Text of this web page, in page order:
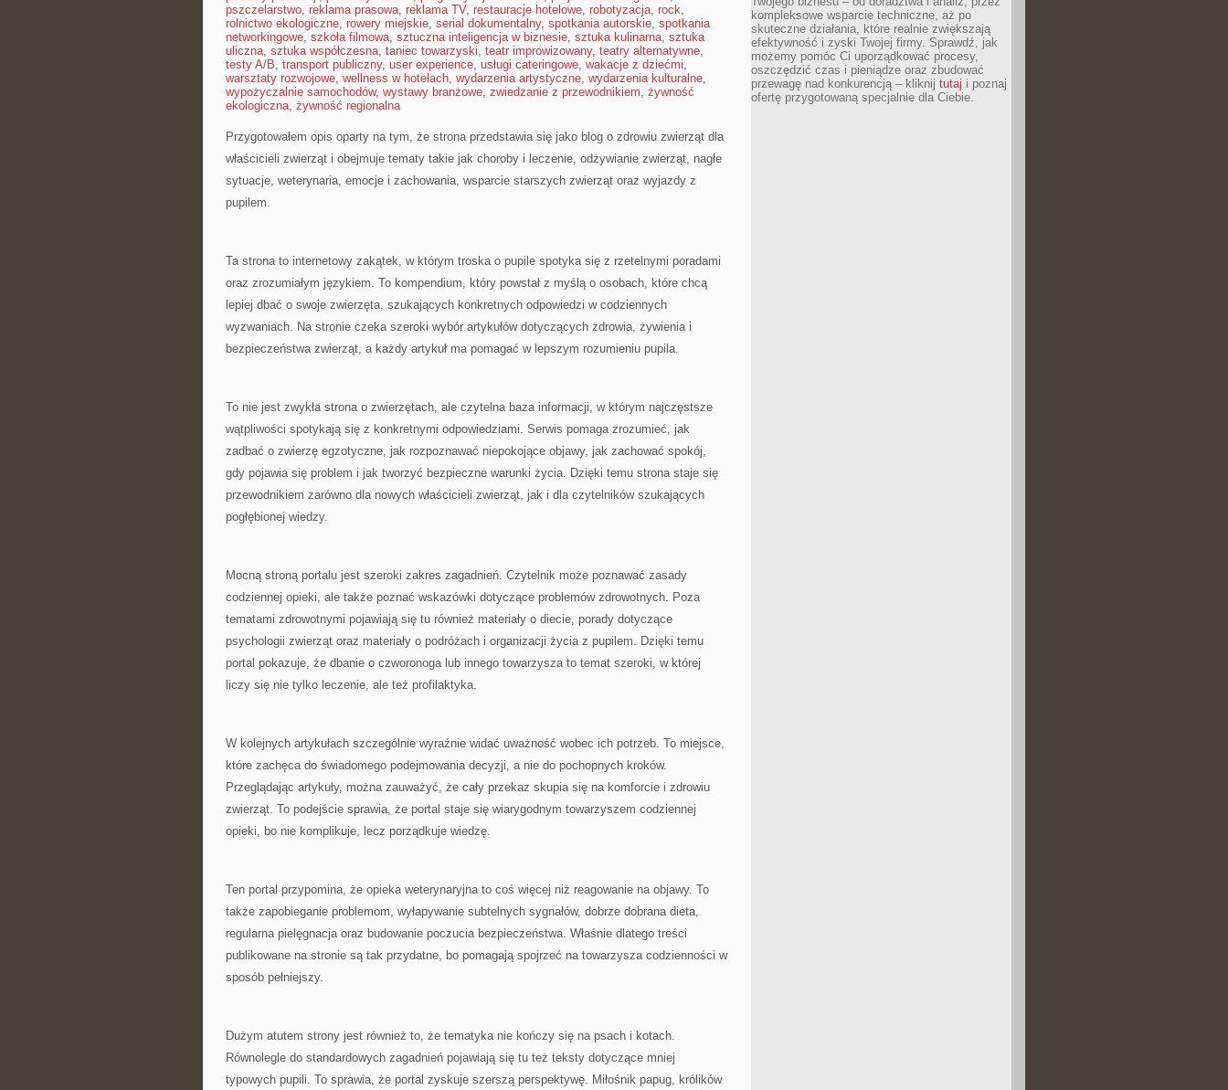
pszczelarstwo, reklama prasowa, reklama TV, restauracje hotelowe, robotyzacja, rock,
rolnictwo ekologiczne, rowery miejskie, serial dokumentalny, spotkania autorskie, spotkania
networkingowe, szkoła filmowa, sztuczna inteligencja w biznesie, sztuka kulinarna, sztuka
uliczna, sztuka współczesna, taniec towarzyski, teatr improwizowany, teatry alternatywne,
testy A/B, transport publiczny, user experience, usługi cateringowe, wakacje z dziećmi,
warsztaty rozwojowe, wellness w hotelach, wydarzenia artystyczne, wydarzenia kulturalne,
wypożyczalnie samochodów, wystawy branżowe, zwiedzanie z przewodnikiem, żywność
ekologiczna, żywność regionalna
Przygotowałem opis oparty na tym, że strona przedstawia się jako blog o zdrowiu zwierząt dla
właścicieli zwierząt i obejmuje tematy takie jak choroby i leczenie, odżywianie zwierząt, nagłe
sytuacje, weterynaria, emocje i zachowania, wsparcie starszych zwierząt oraz wyjazdy z
pupilem.
Ta strona to internetowy zakątek, w którym troska o pupile spotyka się z rzetelnymi poradami
oraz zrozumiałym językiem. To kompendium, który powstał z myślą o osobach, które chcą
lepiej dbać o swoje zwierzęta, szukających konkretnych odpowiedzi w codziennych
wyzwaniach. Na stronie czeka szeroki wybór artykułów dotyczących zdrowia, żywienia i
bezpieczeństwa zwierząt, a każdy artykuł ma pomagać w lepszym rozumieniu pupila.
To nie jest zwykła strona o zwierzętach, ale czytelna baza informacji, w którym najczęstsze
wątpliwości spotykają się z konkretnymi odpowiedziami. Serwis pomaga zrozumieć, jak
zadbać o zwierzę egzotyczne, jak rozpoznawać niepokojące objawy, jak zachować spokój,
gdy pojawia się problem i jak tworzyć bezpieczne warunki życia. Dzięki temu strona staje się
przewodnikiem zarówno dla nowych właścicieli zwierząt, jak i dla czytelników szukających
pogłębionej wiedzy.
Mocną stroną portalu jest szeroki zakres zagadnień. Czytelnik może poznawać zasady
codziennej opieki, ale także poznać wskazówki dotyczące problemów zdrowotnych. Poza
tematami zdrowotnymi pojawiają się tu również materiały o diecie, porady dotyczące
psychologii zwierząt oraz materiały o podróżach i organizacji życia z pupilem. Dzięki temu
portal pokazuje, że dbanie o czworonoga lub innego towarzysza to temat szeroki, w której
liczy się nie tylko leczenie, ale też profilaktyka.
W kolejnych artykułach szczególnie wyraźnie widać uważność wobec ich potrzeb. To miejsce,
które zachęca do świadomego podejmowania decyzji, a nie do pochopnych kroków.
Przeglądając artykuły, można zauważyć, że cały przekaz skupia się na komforcie i zdrowiu
zwierząt. To podejście sprawia, że portal staje się wiarygodnym towarzyszem codziennej
opieki, bo nie komplikuje, lecz porządkuje wiedzę.
Ten portal przypomina, że opieka weterynaryjna to coś więcej niż reagowanie na objawy. To
także zapobieganie problemom, wyłapywanie subtelnych sygnałów, dobrze dobrana dieta,
regularna pielęgnacja oraz budowanie poczucia bezpieczeństwa. Właśnie dlatego treści
publikowane na stronie są tak przydatne, bo pomagają spojrzeć na towarzysza codzienności w
sposób pełniejszy.
Dużym atutem strony jest również to, że tematyka nie kończy się na psach i kotach.
Równolegle do standardowych zagadnień pojawiają się tu też teksty dotyczące mniej
typowych pupili. To sprawia, że portal zyskuje szerszą perspektywę. Miłośnik papug, królików
kompleksowe wsparcie techniczne, aż po
skuteczne działania, które realnie zwiększają
efektywność i zyski Twojej firmy. Sprawdź, jak
możemy pomóc Ci uporządkować procesy,
oszczędzić czas i pieniądze oraz zbudować
przewagę nad konkurencją – kliknij tutaj i poznaj
ofertę przygotowaną specjalnie dla Ciebie.